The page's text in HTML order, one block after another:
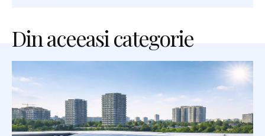
Din aceeasi categorie